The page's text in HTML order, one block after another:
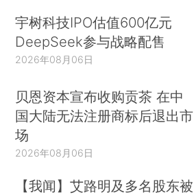
宇树科技IPO估值600亿元
DeepSeek参与战略配售
2026年08月06日
贝恩资本宣布收购贡茶 在中
国大陆无法注册商标后退出市
场
2026年08月06日
【我闻】艾路明及多名股东被